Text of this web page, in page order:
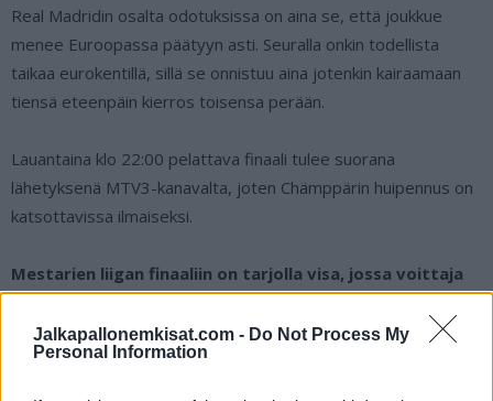
Jalkapallonemkisat.com - Do Not Process My
Personal Information
Real Madridin osalta odotuksissa on aina se, että joukkue
menee Euroopassa päätyyn asti. Seuralla onkin todellista
taikaa eurokentillä, sillä se onnistuu aina jotenkin kairaamaan
tiensä eteenpäin kierros toisensa perään.
Lauantaina klo 22:00 pelattava finaali tulee suorana
lähetyksenä MTV3-kanavalta, joten Chämppärin huipennus on
katsottavissa ilmaiseksi.
Mestarien liigan finaaliin on tarjolla visa, jossa voittaja
lunastaa paikan jalkapallon EM-kisojen välierään.Lue
lisätiedot täältä!